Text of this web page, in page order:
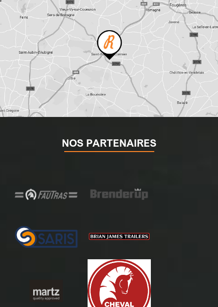
NOS PARTENAIRES